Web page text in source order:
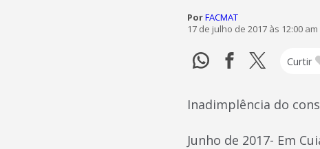
PorFACMAT
17 de julho de 2017 às 12:00 am
Curtir
Inadimplência do
Junho de 2017- Em